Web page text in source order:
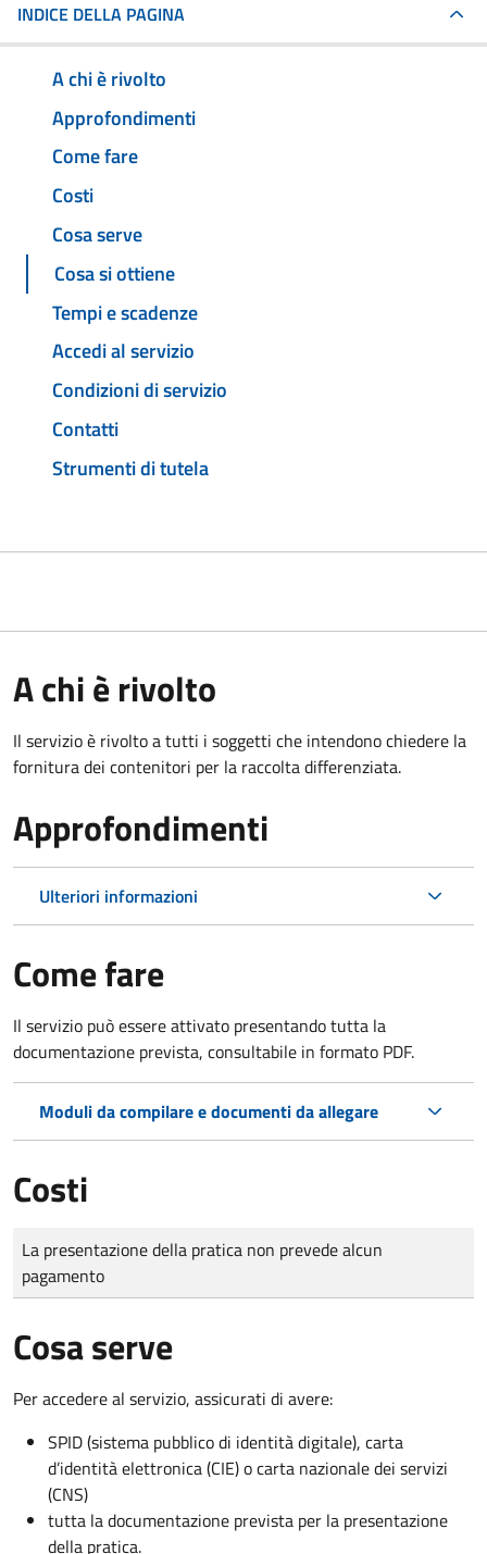
INDICE DELLA PAGINA
A chi è rivolto
Approfondimenti
Come fare
Costi
Cosa serve
Cosa si ottiene
Tempi e scadenze
Accedi al servizio
Condizioni di servizio
Contatti
Strumenti di tutela
A chi è rivolto
Il servizio è rivolto a tutti i soggetti che intendono chiedere la
fornitura dei contenitori per la raccolta differenziata.
Approfondimenti
Ulteriori informazioni
Come fare
Il servizio può essere attivato presentando tutta la
documentazione prevista, consultabile in formato PDF.
Moduli da compilare e documenti da allegare
Costi
Tipo di pagamento
Importo
La presentazione della pratica non prevede alcun
pagamento
Cosa serve
Per accedere al servizio, assicurati di avere:
SPID (sistema pubblico di identità digitale), carta
d’identità elettronica (CIE) o carta nazionale dei servizi
(CNS)
tutta la documentazione prevista per la presentazione
della pratica.